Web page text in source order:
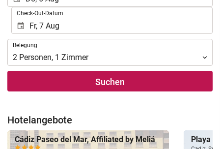
Check-Out-Datum
Belegung
Belegung
2 Personen, 1 Zimmer
Suchen
Hotelangebote
Cádiz Paseo del Mar, Affiliated by Meliá Playa